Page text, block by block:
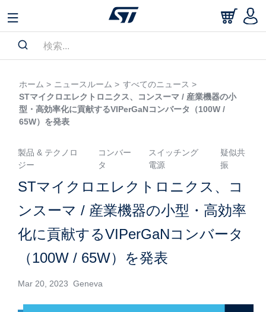
ホーム > ニュースルーム > すべてのニュース >
STマイクロエレクトロニクス、コンスーマ / 産業機器の小
型・高効率化に貢献するVIPerGaNコンバータ（100W /
65W）を発表
製品 & テクノロ
ジー
コンバー
タ
スイッチング
電源
疑似共
振
STマイクロエレクトロニクス、コ
ンスーマ / 産業機器の小型・高効率
化に貢献するVIPerGaNコンバータ
（100W / 65W）を発表
Mar 20, 2023 Geneva